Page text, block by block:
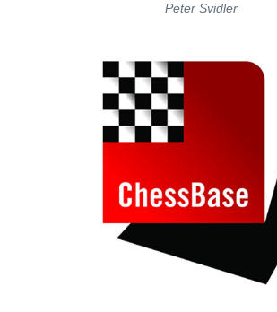
Peter Svidler